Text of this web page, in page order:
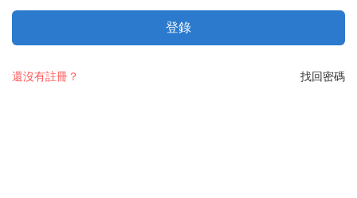
登錄
找回密碼
還沒有註冊？